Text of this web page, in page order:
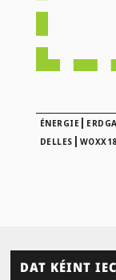
ÉNERGIE |
DELLES |
DAT KÉINT